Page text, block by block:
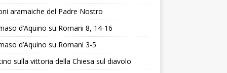
aramaiche del Padre Nostro
d’Aquino su Romani 8, 14-16
d’Aquino su Romani 3-5
sulla vittoria della Chiesa sul diavolo